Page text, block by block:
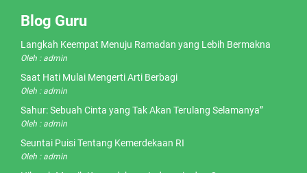
Blog Guru
Langkah Keempat Menuju Ramadan yang Lebih Bermakna
Oleh : admin
Saat Hati Mulai Mengerti Arti Berbagi
Oleh : admin
Sahur: Sebuah Cinta yang Tak Akan Terulang Selamanya”
Oleh : admin
Seuntai Puisi Tentang Kemerdekaan RI
Oleh : admin